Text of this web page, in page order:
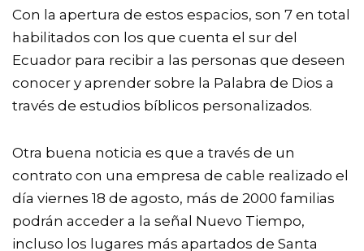
Con la apertura de estos espacios, son 7 en total
habilitados con los que cuenta el sur del
Ecuador para recibir a las personas que deseen
conocer y aprender sobre la Palabra de Dios a
través de estudios bíblicos personalizados.
Otra buena noticia es que a través de un
contrato con una empresa de cable realizado el
día viernes 18 de agosto, más de 2000 familias
podrán acceder a la señal Nuevo Tiempo,
incluso los lugares más apartados de Santa